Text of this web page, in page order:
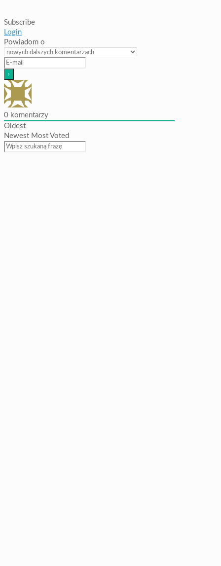
Subscribe
Login
Powiadom o
0 komentarzy
Oldest
Newest Most Voted